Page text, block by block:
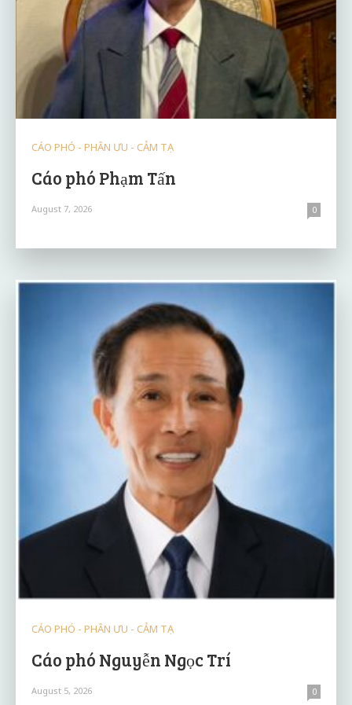
CÁO PHÓ - PHÂN ƯU - CẢM TẠ
Cáo phó Phạm Tấn
August 7, 2026 0
CÁO PHÓ - PHÂN ƯU - CẢM TẠ
Cáo phó Nguyễn Ngọc Trí
August 5, 2026 0